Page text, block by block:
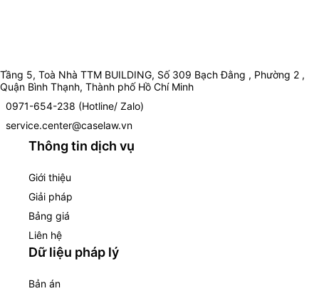
Tầng 5, Toà Nhà TTM BUILDING, Số 309 Bạch Đằng , Phường 2 ,
Quận Bình Thạnh, Thành phố Hồ Chí Minh
0971-654-238 (Hotline/ Zalo)
service.center@caselaw.vn
Thông tin dịch vụ
Giới thiệu
Giải pháp
Bảng giá
Liên hệ
Dữ liệu pháp lý
Bản án